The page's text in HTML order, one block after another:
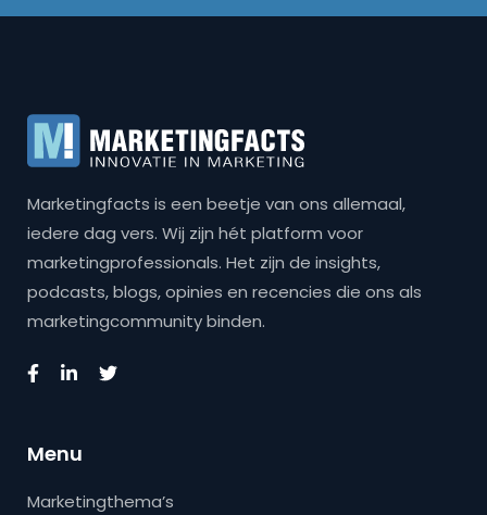
Marketingfacts is een beetje van ons allemaal,
iedere dag vers. Wij zijn hét platform voor
marketingprofessionals. Het zijn de insights,
podcasts, blogs, opinies en recencies die ons als
marketingcommunity binden.
Menu
Marketingthema’s